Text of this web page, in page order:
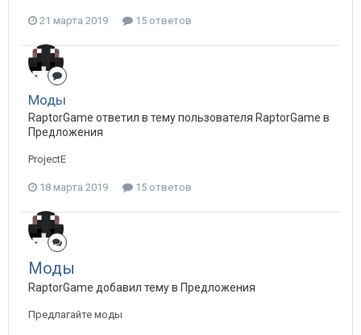
21 марта 2019 15 ответов
Моды
RaptorGame ответил в тему пользователя RaptorGame в
Предложения
ProjectE
18 марта 2019 15 ответов
Моды
RaptorGame добавил тему в Предложения
Предлагайте моды